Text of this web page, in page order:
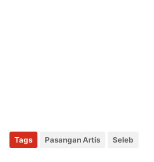
Tags Pasangan Artis Seleb